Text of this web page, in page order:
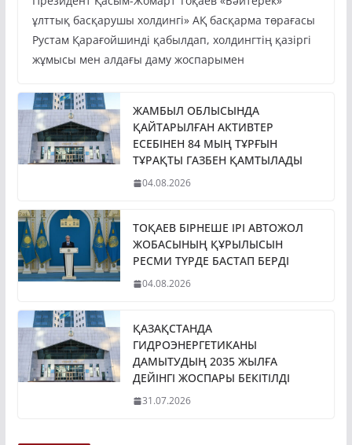
Президент Қасым-Жомарт Тоқаев «Бәйтерек»
ұлттық басқарушы холдингі» АҚ басқарма төрағасы
Рустам Қарағойшинді қабылдап, холдингтің қазіргі
жұмысы мен алдағы даму жоспарымен
ЖАМБЫЛ ОБЛЫСЫНДА
ҚАЙТАРЫЛҒАН АКТИВТЕР
ЕСЕБІНЕН 84 МЫҢ ТҰРҒЫН
ТҰРАҚТЫ ГАЗБЕН ҚАМТЫЛАДЫ
04.08.2026
ТОҚАЕВ БІРНЕШЕ ІРІ АВТОЖОЛ
ЖОБАСЫНЫҢ ҚҰРЫЛЫСЫН
РЕСМИ ТҮРДЕ БАСТАП БЕРДІ
04.08.2026
ҚАЗАҚСТАНДА
ГИДРОЭНЕРГЕТИКАНЫ
ДАМЫТУДЫҢ 2035 ЖЫЛҒА
ДЕЙІНГІ ЖОСПАРЫ БЕКІТІЛДІ
31.07.2026